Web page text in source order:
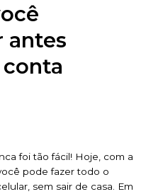
antes
foi tão fácil! Hoje, com a
pode fazer todo o
sem sair de casa. Em